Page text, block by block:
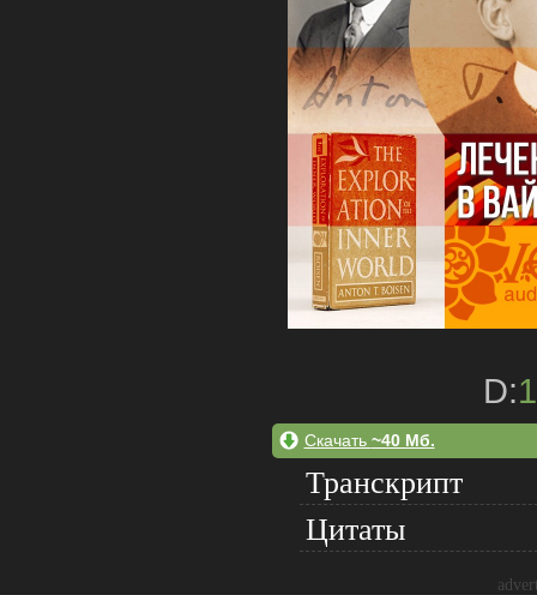
D:
Скачать ~40 Мб.
Транскрипт
Цитаты